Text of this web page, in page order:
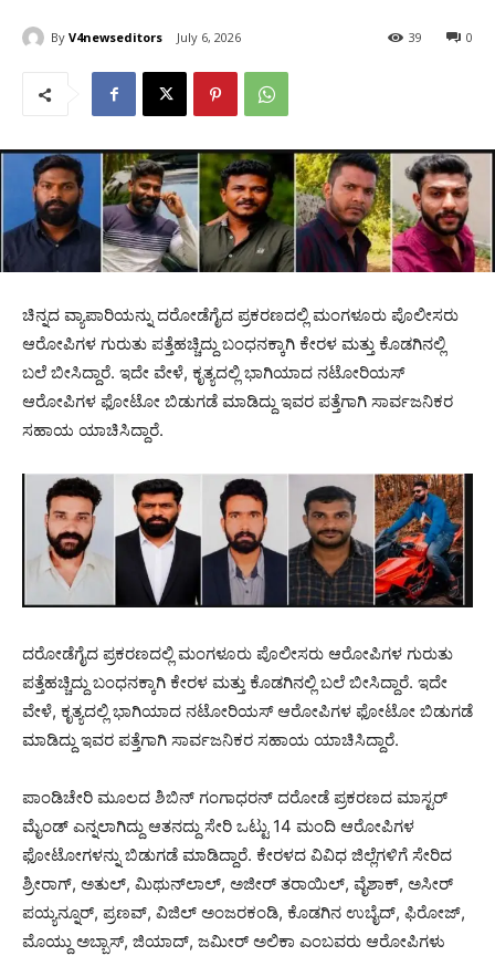
By V4newseditors July 6, 2026 0
39
ಚಿನ್ನದ ವ್ಯಾಪಾರಿಯನ್ನು ದರೋಡೆಗೈದ ಪ್ರಕರಣದಲ್ಲಿ ಮಂಗಳೂರು ಪೊಲೀಸರು
ಆರೋಪಿಗಳ ಗುರುತು ಪತ್ತೆಹಚ್ಚಿದ್ದು ಬಂಧನಕ್ಕಾಗಿ ಕೇರಳ ಮತ್ತು ಕೊಡಗಿನಲ್ಲಿ
ಬಲೆ ಬೀಸಿದ್ದಾರೆ. ಇದೇ ವೇಳೆ, ಕೃತ್ಯದಲ್ಲಿ ಭಾಗಿಯಾದ ನಟೋರಿಯಸ್
ಆರೋಪಿಗಳ ಫೋಟೋ ಬಿಡುಗಡೆ ಮಾಡಿದ್ದು ಇವರ ಪತ್ತೆಗಾಗಿ ಸಾರ್ವಜನಿಕರ
ಸಹಾಯ ಯಾಚಿಸಿದ್ದಾರೆ.
ದರೋಡೆಗೈದ ಪ್ರಕರಣದಲ್ಲಿ ಮಂಗಳೂರು ಪೊಲೀಸರು ಆರೋಪಿಗಳ ಗುರುತು
ಪತ್ತೆಹಚ್ಚಿದ್ದು ಬಂಧನಕ್ಕಾಗಿ ಕೇರಳ ಮತ್ತು ಕೊಡಗಿನಲ್ಲಿ ಬಲೆ ಬೀಸಿದ್ದಾರೆ. ಇದೇ
ವೇಳೆ, ಕೃತ್ಯದಲ್ಲಿ ಭಾಗಿಯಾದ ನಟೋರಿಯಸ್ ಆರೋಪಿಗಳ ಫೋಟೋ ಬಿಡುಗಡೆ
ಮಾಡಿದ್ದು ಇವರ ಪತ್ತೆಗಾಗಿ ಸಾರ್ವಜನಿಕರ ಸಹಾಯ ಯಾಚಿಸಿದ್ದಾರೆ.
ಪಾಂಡಿಚೇರಿ ಮೂಲದ ಶಿಬಿನ್ ಗಂಗಾಧರನ್ ದರೋಡೆ ಪ್ರಕರಣದ ಮಾಸ್ಟ‌ರ್
ಮೈಂಡ್ ಎನ್ನಲಾಗಿದ್ದು ಆತನದ್ದು ಸೇರಿ ಒಟ್ಟು 14 ಮಂದಿ ಆರೋಪಿಗಳ
ಫೋಟೋಗಳನ್ನು ಬಿಡುಗಡೆ ಮಾಡಿದ್ದಾರೆ. ಕೇರಳದ ವಿವಿಧ ಜಿಲ್ಲೆಗಳಿಗೆ ಸೇರಿದ
ಶ್ರೀರಾಗ್, ಅತುಲ್‌, ಮಿಥುನ್‌ಲಾಲ್, ಅಜೀರ್ ತರಾಯಿಲ್, ವೈಶಾಕ್, ಅಸೀರ್
ಪಯ್ಯನ್ನೂರ್, ಪ್ರಣವ್, ವಿಜಿಲ್ ಅಂಜರಕಂಡಿ, ಕೊಡಗಿನ ಉಬೈದ್, ಫಿರೋಜ್,
ಮೊಯ್ದು ಅಬ್ಬಾಸ್, ಜಿಯಾದ್, ಜಮೀರ್ ಅಲಿಕಾ ಎಂಬವರು ಆರೋಪಿಗಳು